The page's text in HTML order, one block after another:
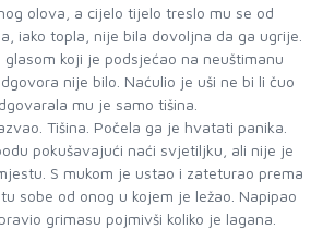
olova, a cijelo tijelo treslo mu se od
iako topla, nije bila dovoljna da ga ugrije.
glasom koji je podsjećao na neuštimanu
nije bilo. Naćulio je uši ne bi li čuo
mu je samo tišina.
Tišina. Počela ga je hvatati panika.
pokušavajući naći svjetiljku, ali nije je
S mukom je ustao i zateturao prema
sobe od onog u kojem je ležao. Napipao
grimasu pojmivši koliko je lagana.